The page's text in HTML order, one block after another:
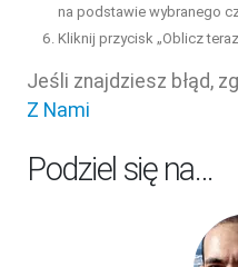
na podstawie wybranego
Kliknij przycisk „Oblicz
Jeśli znajdziesz błąd,
Z Nami
Podziel się na…